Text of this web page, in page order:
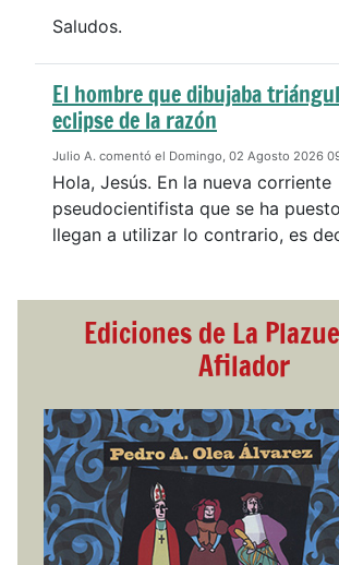
Saludos.
El hombre que dibujaba
eclipse de la razón
Julio A. comentó el Domingo, 02 Agosto 2026
Hola, Jesús. En la nueva corriente
pseudocientifista que se ha
llegan a utilizar lo contrario, es
Ediciones de La
Afilador